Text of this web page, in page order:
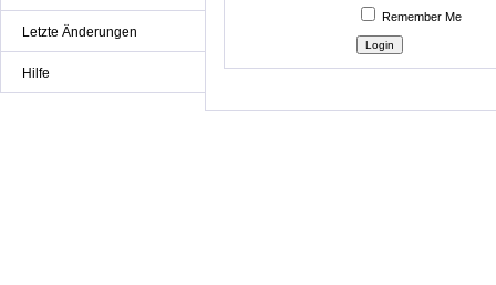
Letzte Änderungen
Hilfe
Remember Me